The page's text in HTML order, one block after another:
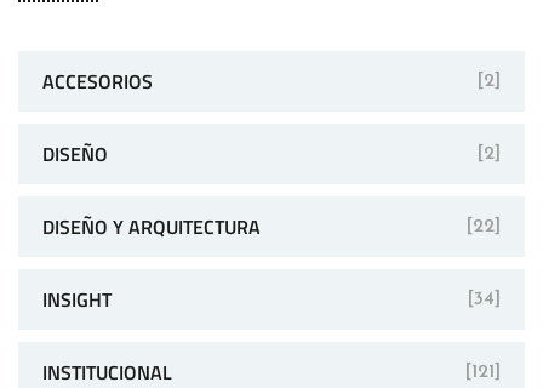
ACCESORIOS [2]
DISEÑO [2]
DISEÑO Y ARQUITECTURA [22]
INSIGHT [34]
INSTITUCIONAL [121]